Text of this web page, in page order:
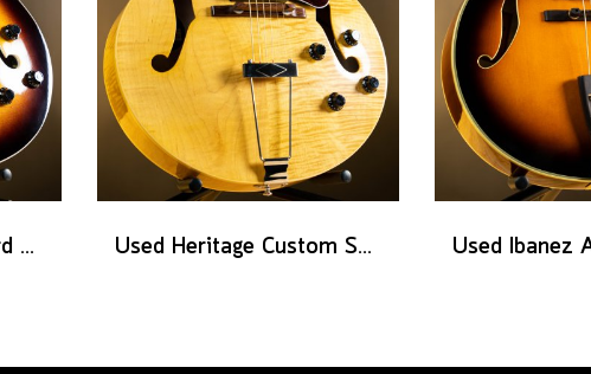
Used Heritage Standard Eagle Classic - Original Sunburst Used Heritage Custom Shop Core Collection H-575 - Antique Natural